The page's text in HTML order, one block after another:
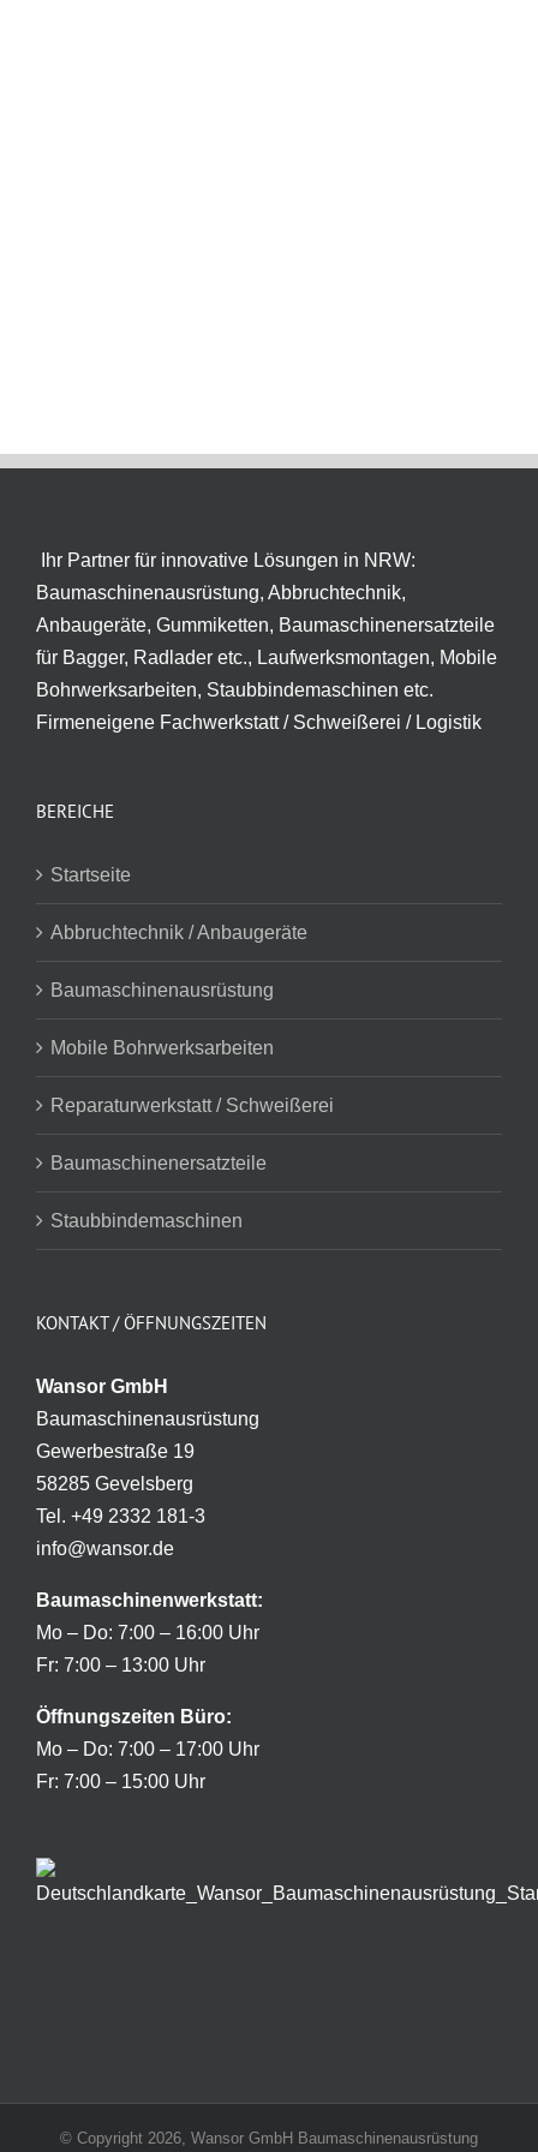
Ihr Partner für innovative Lösungen in NRW:
Baumaschinenausrüstung, Abbruchtechnik,
Anbaugeräte, Gummiketten, Baumaschinenersatzteile
für Bagger, Radlader etc., Laufwerksmontagen, Mobile
Bohrwerksarbeiten, Staubbindemaschinen etc.
Firmeneigene Fachwerkstatt / Schweißerei / Logistik
BEREICHE
Startseite
Abbruchtechnik / Anbaugeräte
Baumaschinenausrüstung
Mobile Bohrwerksarbeiten
Reparaturwerkstatt / Schweißerei
Baumaschinenersatzteile
Staubbindemaschinen
KONTAKT / ÖFFNUNGSZEITEN
Wansor GmbH
Baumaschinenausrüstung
Gewerbestraße 19
58285 Gevelsberg
Tel. +49 2332 181-3
info@wansor.de
Baumaschinenwerkstatt:
Mo – Do: 7:00 – 16:00 Uhr
Fr: 7:00 – 13:00 Uhr
Öffnungszeiten Büro:
Mo – Do: 7:00 – 17:00 Uhr
Fr: 7:00 – 15:00 Uhr
© Copyright 2026, Wansor GmbH Baumaschinenausrüstung